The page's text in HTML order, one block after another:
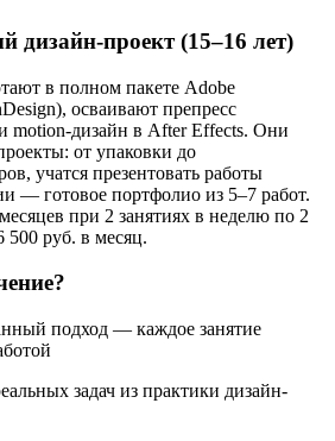
дизайн-проект (15–16 лет)
в полном пакете Adobe
осваивают препресс
motion-дизайн в After Effects. Они
от упаковки до
учатся презентовать работы
— готовое портфолио из 5–7 работ.
при 2 занятиях в неделю по 2
руб. в месяц.
подход — каждое занятие
задач из практики дизайн-